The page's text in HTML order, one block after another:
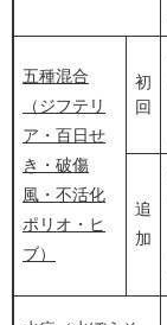
五種混合
（ジフテリ
ア・百日せ
き・破傷
風・不活化
ポリオ・ヒ
ブ）
初
回
追
加